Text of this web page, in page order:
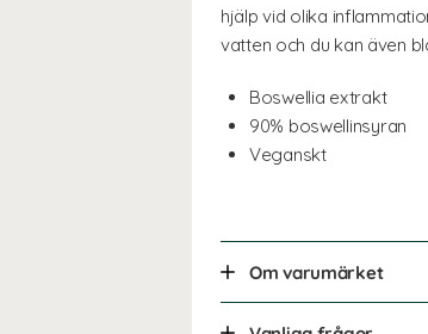
hjälp vid olika
vatten och du kan även
Boswellia extrakt
90% boswellinsyran
Veganskt
Om varumärket